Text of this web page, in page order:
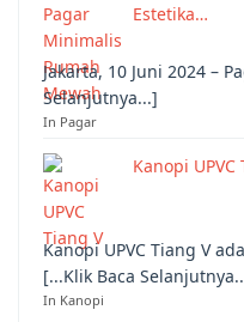
Estetika…
Jakarta, 10 Juni 2024 –
Selanjutnya...]
In Pagar
Kanopi UPVC
Kanopi UPVC Tiang V
[...Klik Baca
In Kanopi